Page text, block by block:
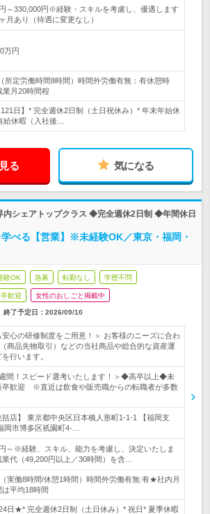
～330,000円※経験・スキルを考慮し、優遇します
月あり（待遇に変更なし）
万円
所定労働時間8時間）時間外労働有無：有休憩時
月20時間程
日】* 完全週休2日制（土日祝休み）* 年末年始休
給休暇（入社後…
る 気になる
内シェアトップクラス ◆完全週休2日制 ◆年間休日
べる【営業】※未経験OK／東京・福岡・
験OK 急募 転勤なし 学歴不問
歓迎 女性のおしごと掲載中
終了予定日： 2026/09/10
安心の研修制度をご用意！＞ お客様のニーズに合わ
商品先物取引）などの当社商品や総合的な資産運
行います。
間！スピード選考いたします！＞◆高卒以上◆未
卒歓迎 ※直近は飲食や販売職からの転職者が多数
括店】 東京都中央区日本橋人形町1-1-1 【福岡支
岡市博多区祇園町4-…
～※経験、スキル、能力を考慮し、決定いたしま
代（49,200円以上／30時間）を含…
実働8時間/休憩1時間）時間外労働有無:有★社内月
平均18時間
日★* 完全週休2日制（土日休み）* 祝日* 夏季休暇